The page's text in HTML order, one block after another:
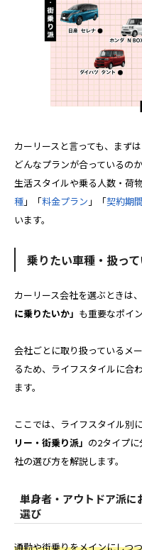
カーリースと言っても、まず
どんなプランが合っているの
生活スタイルや乗る人数・荷
種 」「料金プラン 」「契約期間
います。
乗りたい車種・扱っ
カーリース会社を選ぶときは
に乗りたいか」 も重要なポイン
会社ごとに取り扱っているメ
るため、ライフスタイルに合
ます。
ここでは、ライフスタイル別
リー・街乗り派」 の2タイプ
社の選び方を解説します。
単身者・アウトドア派に
選び
通勤や街乗りをメインにしつ